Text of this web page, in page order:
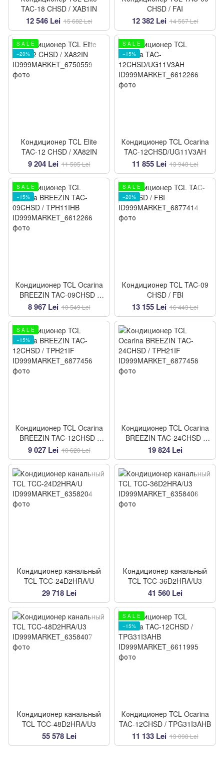
TAC-18 CHSD / XAB1IN
12 546 Lei 15 682 Lei
CHSD / FAI
12 382 Lei 14 567 Lei
S A L E
−20%
Кондиционер TCL Elite
TAC-12 CHSD / XA82IN
9 204 Lei 11 505 Lei
S A L E
−15%
Кондиционер TCL Ocarina
TAC-12CHSD/UG11V3AH
11 855 Lei 13 948 Lei
S A L E
−15%
Кондиционер TCL Ocarina
BREEZIN TAC-09CHSD /
TPH11IHB
8 967 Lei 10 549 Lei
S A L E
−20%
Кондиционер TCL TAC-09
CHSD / FBI
13 155 Lei 16 443 Lei
S A L E
−15%
Кондиционер TCL Ocarina
BREEZIN TAC-12CHSD /
TPH21IF
9 027 Lei 10 620 Lei
Кондиционер TCL Ocarina
BREEZIN TAC-24CHSD /
TPH21IF
19 824 Lei
Кондиционер канальный
TCL TCC-24D2HRA/U
29 718 Lei
Кондиционер канальный
TCL TCC-36D2HRA/U3
41 560 Lei
Кондиционер канальный
TCL TCC-48D2HRA/U3
55 578 Lei
S A L E
−15%
Кондиционер TCL Ocarina
TAC-12CHSD / TPG31I3AHB
11 133 Lei 13 098 Lei